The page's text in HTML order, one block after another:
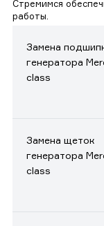
Стремимся
работы.
Замена
генератора
class
Замена щеток
генератора
class